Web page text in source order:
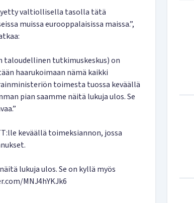
valtiollisella tasolla tätä
muissa eurooppalaisissa maissa.”,
taloudellinen tutkimuskeskus) on
haarukoimaan nämä kaikki
toimesta tuossa keväällä
pian saamme näitä lukuja ulos. Se
keväällä toimeksiannon, jossa
lukuja ulos. Se on kyllä myös
MNJ4hYKJk6